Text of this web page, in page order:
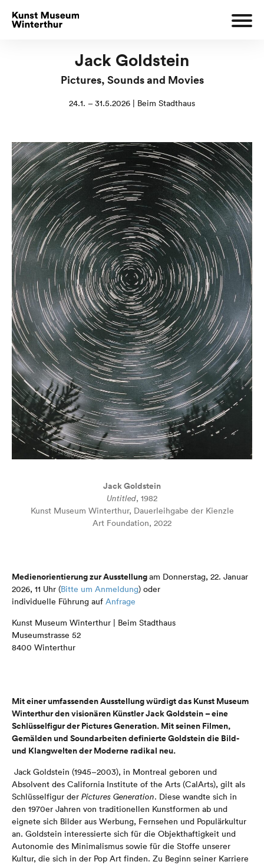
Jack Goldstein
Pictures, Sounds and Movies
24.1. – 31.5.2026 | Beim Stadthaus
Jack Goldstein
Untitled, 1982
Kunst Museum Winterthur, Dauerleihgabe der Kienzle
Art Foundation, 2022
Medienorientierung zur Ausstellungam Donnerstag, 22. Januar
2026, 11 Uhr (Bitte um Anmeldung) oder
individuelle Führung auf Anfrage
Kunst Museum Winterthur | Beim Stadthaus
Museumstrasse 52
8400 Winterthur
Mit einer umfassenden Ausstellung würdigt das Kunst Museum
Winterthur den visionären Künstler Jack Goldstein – eine
Schlüsselfigur der Pictures Generation. Mit seinen Filmen,
Gemälden und Soundarbeiten definierte Goldstein die Bild-
und Klangwelten der Moderne radikal neu.
Jack Goldstein (1945–2003), in Montreal geboren und
Absolvent des California Institute of the Arts (CalArts), gilt als
Schlüsselfigur der Pictures Generation. Diese wandte sich in
den 1970er Jahren von traditionellen Kunstformen ab und
eignete sich Bilder aus Werbung, Fernsehen und Populärkultur
an. Goldstein interessierte sich für die Objekthaftigkeit und
Autonomie des Minimalismus sowie für die Stoffe unserer
Kultur, die sich in der Pop Art finden. Zu Beginn seiner Karriere